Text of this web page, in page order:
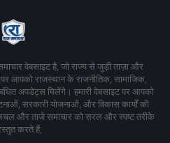
वेबसाइट है, जो राज्य से जुड़ी ताज़ा और
आपको राजस्थान के राजनीतिक, सामाजिक,
अपडेट्स मिलेंगे। हमारी वेबसाइट पर आपको
सरकारी योजनाओं, और विकास कार्यों की
और ताजे समाचार को सरल और स्पष्ट तरीके
करते हैं,